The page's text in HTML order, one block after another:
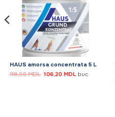
HAUS amorsa concentrata 5 L
118,00MDL Prețul
inițial
106,20 MDLPrețul
buc